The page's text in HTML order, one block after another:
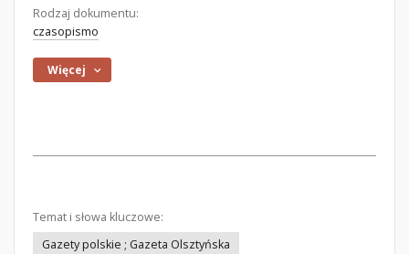
Rodzaj dokumentu:
czasopismo
Więcej
Temat i słowa kluczowe:
Gazety polskie ; Gazeta Olsztyńska